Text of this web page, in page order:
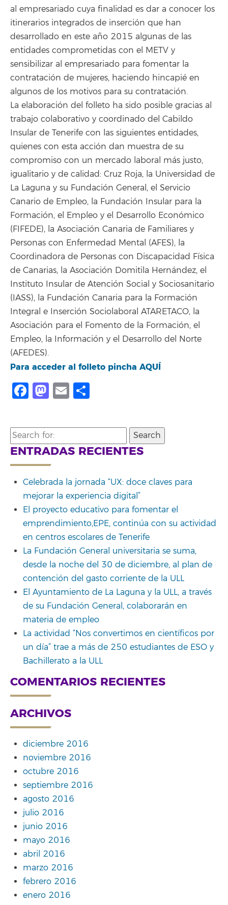
al empresariado cuya finalidad es dar a conocer los
itinerarios integrados de inserción que han
desarrollado en este año 2015 algunas de las
entidades comprometidas con el METV y
sensibilizar al empresariado para fomentar la
contratación de mujeres, haciendo hincapié en
algunos de los motivos para su contratación.
La elaboración del folleto ha sido posible gracias al
trabajo colaborativo y coordinado del Cabildo
Insular de Tenerife con las siguientes entidades,
quienes con esta acción dan muestra de su
compromiso con un mercado laboral más justo,
igualitario y de calidad: Cruz Roja, la Universidad de
La Laguna y su Fundación General, el Servicio
Canario de Empleo, la Fundación Insular para la
Formación, el Empleo y el Desarrollo Económico
(FIFEDE), la Asociación Canaria de Familiares y
Personas con Enfermedad Mental (AFES), la
Coordinadora de Personas con Discapacidad Física
de Canarias, la Asociación Domitila Hernández, el
Instituto Insular de Atención Social y Sociosanitario
(IASS), la Fundación Canaria para la Formación
Integral e Inserción Sociolaboral ATARETACO, la
Asociación para el Fomento de la Formación, el
Empleo, la Información y el Desarrollo del Norte
(AFEDES).
Para acceder al folleto pincha AQUÍ
Facebook
Mastodon
Email
Search
for:
ENTRADAS RECIENTES
Celebrada la jornada “UX: doce claves para
mejorar la experiencia digital”
El proyecto educativo para fomentar el
emprendimiento,EPE, continúa con su actividad
en centros escolares de Tenerife
La Fundación General universitaria se suma,
desde la noche del 30 de diciembre, al plan de
contención del gasto corriente de la ULL
El Ayuntamiento de La Laguna y la ULL, a través
de su Fundación General, colaborarán en
materia de empleo
La actividad “Nos convertimos en científicos por
un día” trae a más de 250 estudiantes de ESO y
Bachillerato a la ULL
COMENTARIOS RECIENTES
ARCHIVOS
diciembre 2016
noviembre 2016
octubre 2016
septiembre 2016
agosto 2016
julio 2016
junio 2016
mayo 2016
abril 2016
marzo 2016
febrero 2016
enero 2016